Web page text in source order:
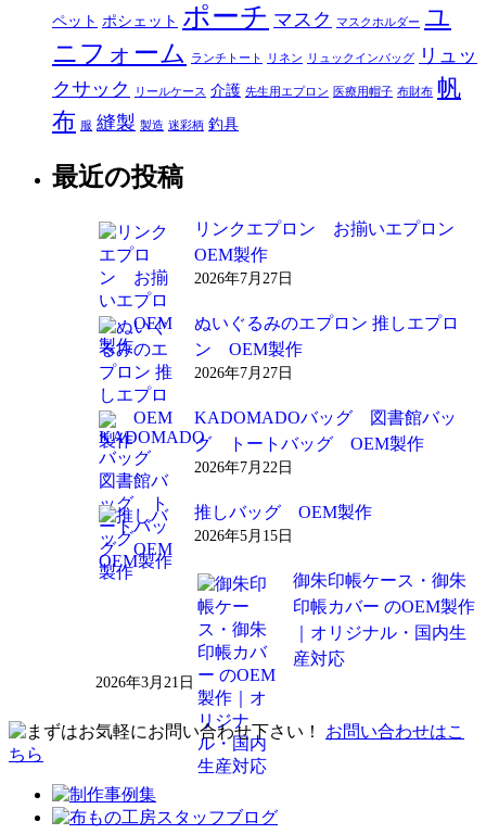
ペット ポシェット ポーチ マスク マスクホルダー ユ
ニフォーム
ランチトート リネン リュックインバッグ
リュッ
クサック
リールケース 介護 先生用エプロン 医療用帽子 布財布 帆
布 服 縫製 製造 迷彩柄 釣具
最近の投稿
リンクエプロン お揃いエプロン
OEM製作
2026年7月27日
ぬいぐるみのエプロン 推しエプロ
ン OEM製作
2026年7月27日
KADOMADOバッグ 図書館バッ
グ トートバッグ OEM製作
2026年7月22日
推しバッグ OEM製作
2026年5月15日
御朱印帳ケース・御朱
印帳カバー のOEM製作
｜オリジナル・国内生
産対応
2026年3月21日
お問い合わせはこ
ちら